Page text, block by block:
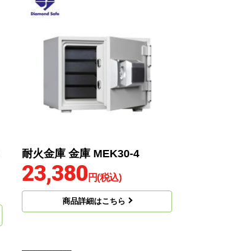
耐火金庫 金庫 MEK30-4
23,380円(税込)
商品詳細はこちら